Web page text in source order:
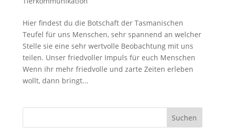
Hier findest du die Botschaft der Tasmanischen
Teufel für uns Menschen, sehr spannend an welcher
Stelle sie eine sehr wertvolle Beobachtung mit uns
teilen. Unser friedvoller Impuls für euch Menschen
Wenn ihr mehr friedvolle und zarte Zeiten erleben
wollt, dann bringt...